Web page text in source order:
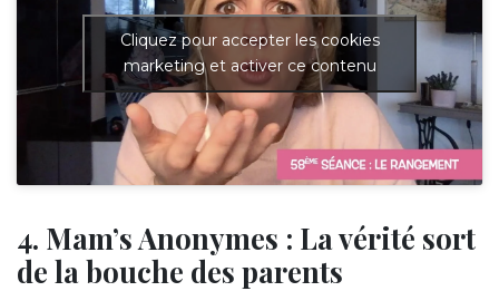
Cliquez pour accepter les cookies
marketing et activer ce contenu
4. Mam’s Anonymes : La vérité sort
de la bouche des parents